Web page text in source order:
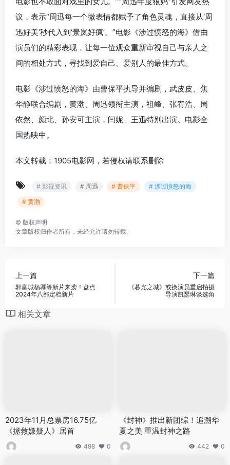
议，表示“周迅每一个微表情都赋予了角色灵魂，直接从‘周
迅好美’秒代入到‘景岚好疯’。”电影《涉过愤怒的海》借由
演员们的精彩表现，让每一位观众重新审视自己与亲人之
间的相处方式，寻找到爱自己、爱别人的最佳方式。
电影《涉过愤怒的海》由曹保平执导并编剧，武皮皮、焦
华静联合编剧，黄渤、周迅领衔主演，祖峰、张宥浩、周
依然、颜北、孙安可主演，闫妮、王迅特别出演。电影全
国热映中。
本文转载：1905电影网，若侵权请联系删除
# 影视资讯 # 周迅 # 曹保平
# 涉过愤怒的海
# 黄渤
© 版权声明
文章版权归作者所有，未经允许请勿转载。
上一篇
郭富城杨幂等新片来袭！盘点
2024年八部定档新片
下一篇
《暮光之城》或换演员重启拍摄
导演凯瑟琳谈选角
相关文章
2023年11月总票房16.75亿
《拯救嫌疑人》居首
498 0
《封神》推出新团综！追溯华
夏之美 重温封神之路
442 0